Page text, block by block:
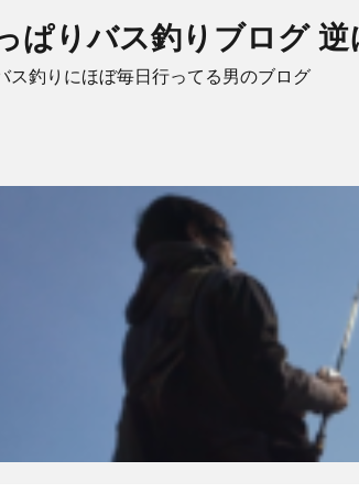
ぱりバス釣りブログ
ス釣りにほぼ毎日行ってる男のブログ